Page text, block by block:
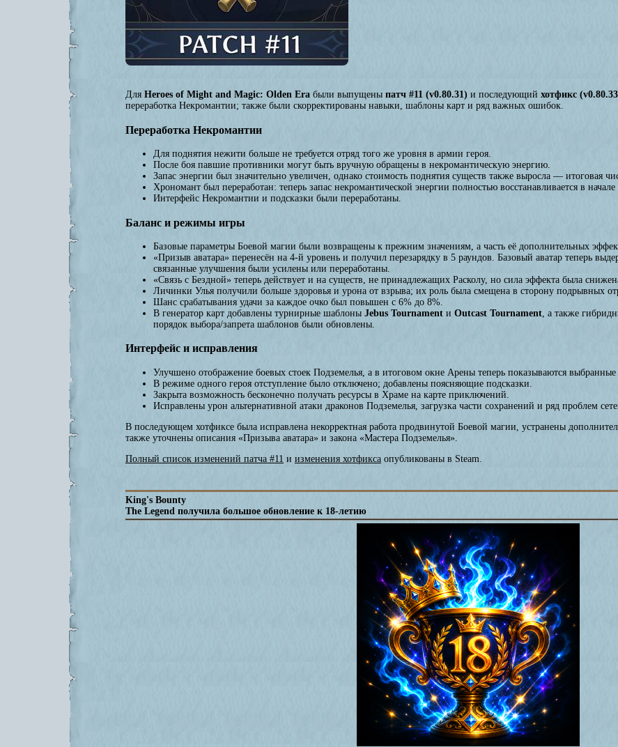
Для Heroes of Might and Magic: Olden Era были выпущены патч #11 (v0.80.31) и последующий хотфикс
переработка Некромантии; также были скорректированы навыки, шаблоны карт и ряд важных ошибок.
Переработка Некромантии
Для поднятия нежити больше не требуется отряд того же уровня в армии героя.
После боя павшие противники могут быть вручную обращены в некромантическую энергию.
Запас энергии был значительно увеличен, однако стоимость поднятия существ также выросла — итоговая
Хрономант был переработан: теперь запас некромантической энергии полностью восстанавливается в
Интерфейс Некромантии и подсказки были переработаны.
Баланс и режимы игры
Базовые параметры Боевой магии были возвращены к прежним значениям, а часть её дополнительных
«Призыв аватара» перенесён на 4-й уровень и получил перезарядку в 5 раундов. Базовый аватар теперь
связанные улучшения были усилены или переработаны.
«Связь с Бездной» теперь действует и на существ, не принадлежащих Расколу, но сила эффекта была
Личинки Улья получили больше здоровья и урона от взрыва; их роль была смещена в сторону подрывных
Шанс срабатывания удачи за каждое очко был повышен с 6% до 8%.
В генератор карт добавлены турнирные шаблоны Jebus Tournament и Outcast Tournament , а также
порядок выбора/запрета шаблонов были обновлены.
Интерфейс и исправления
Улучшено отображение боевых стоек Подземелья, а в итоговом окне Арены теперь показываются выбранные
В режиме одного героя отступление было отключено; добавлены поясняющие подсказки.
Закрыта возможность бесконечно получать ресурсы в Храме на карте приключений.
Исправлены урон альтернативной атаки драконов Подземелья, загрузка части сохранений и ряд проблем
В последующем хотфиксе была исправлена некорректная работа продвинутой Боевой магии, устранены
также уточнены описания «Призыва аватара» и закона «Мастера Подземелья».
Полный список изменений патча #11 и изменения хотфикса опубликованы в Steam.
King's Bounty
The Legend получила большое обновление к 18-летию